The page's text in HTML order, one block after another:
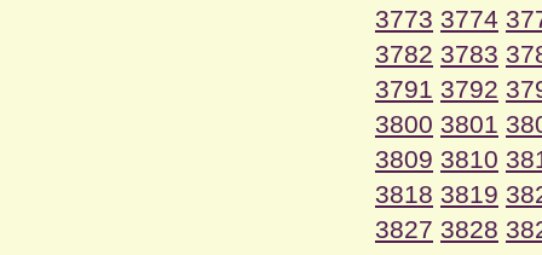
3773 3774
3782 3783
3791 3792
3800 3801
3809 3810
3818 3819
3827 3828